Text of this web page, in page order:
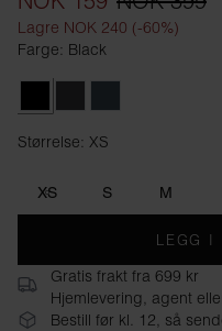
Lagre NOK 240 (-60%)
Farge: Black
Størrelse: XS
XS S M
LEGG I
Gratis frakt fra 699 kr
Hjemlevering, agent
Bestill før kl. 12, så